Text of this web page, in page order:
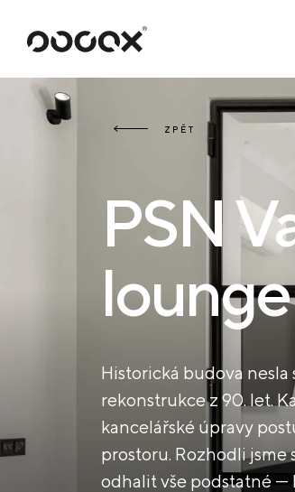
U
ČTI JAKO
ZPĚT
PSN
lounge
Historická budova
rekonstrukce z 90. let.
kancelářské úpravy
prostoru. Rozhodli
odhalit vše podstatné —